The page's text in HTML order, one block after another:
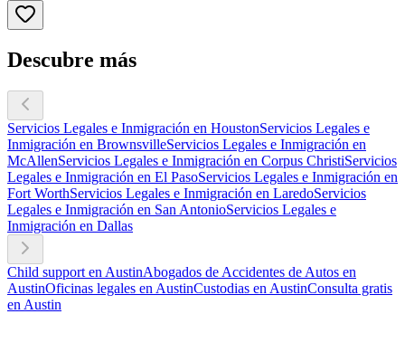
Descubre más
Servicios Legales e Inmigración en HoustonServicios Legales e
Inmigración en BrownsvilleServicios Legales e Inmigración en
McAllenServicios Legales e Inmigración en Corpus ChristiServicios
Legales e Inmigración en El PasoServicios Legales e Inmigración en
Fort WorthServicios Legales e Inmigración en LaredoServicios
Legales e Inmigración en San AntonioServicios Legales e
Inmigración en Dallas
Child support en AustinAbogados de Accidentes de Autos en
AustinOficinas legales en AustinCustodias en AustinConsulta gratis
en Austin